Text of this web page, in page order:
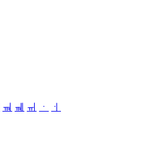
ㆊ ㆋ ㆌ ㆍ
ㆎ